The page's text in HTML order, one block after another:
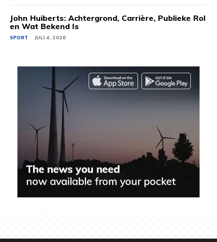
John Huiberts: Achtergrond, Carrière, Publieke Rol
en Wat Bekend Is
SPORT JULI 4, 2026